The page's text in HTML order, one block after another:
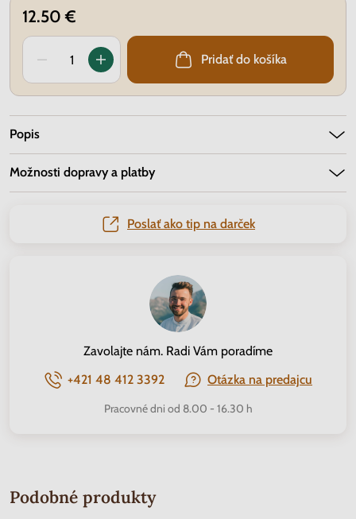
12.50 €
Pridať do košíka
Popis
Možnosti dopravy a platby
Poslať ako tip na darček
Zavolajte nám. Radi Vám poradíme
+421 48 412 3392
Otázka na predajcu
Pracovné dni od 8.00 - 16.30 h
Podobné produkty